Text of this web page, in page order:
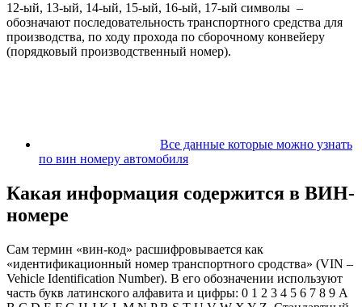
12-ый, 13-ый, 14-ый, 15-ый, 16-ый, 17-ый символы –
обозначают последовательность транспортного средства для
производства, по ходу прохода по сборочному конвейеру
(порядковый производственный номер).
Все данные которые можно узнать
по вин номеру автомобиля
Какая информация содержится в ВИН-
номере
Сам термин «вин-код» расшифровывается как
«идентификационный номер транспортного сродства» (VIN –
Vehicle Identification Number). В его обозначении используют
часть букв латинского алфавита и цифры: 0 1 2 3 4 5 6 7 8 9 A